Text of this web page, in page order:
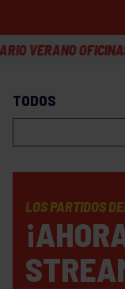
OFICINAS
TODOS
LOS PARTIDOS